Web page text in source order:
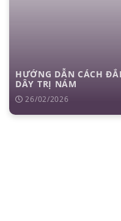
HƯỚNG DẪN CÁCH
DÂY TRỊ NÁM
26/02/2026